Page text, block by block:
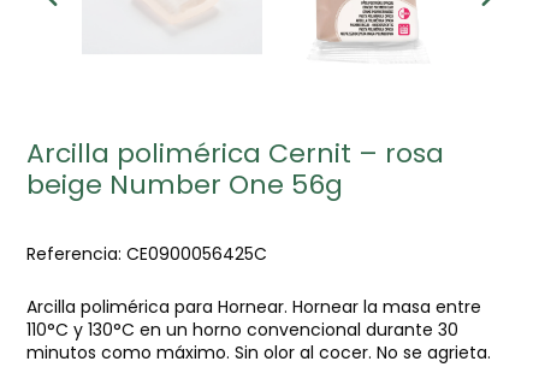
Arcilla polimérica Cernit – rosa
beige Number One 56g
Referencia: CE0900056425C
Arcilla polimérica para Hornear. Hornear la masa entre
110°C y 130°C en un horno convencional durante 30
minutos como máximo. Sin olor al cocer. No se agrieta.